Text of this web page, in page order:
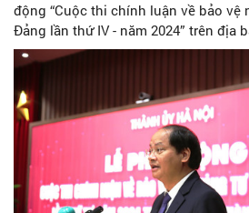
động “Cuộc thi chính luận về bảo vệ
Đảng lần thứ IV - năm 2024” trên địa